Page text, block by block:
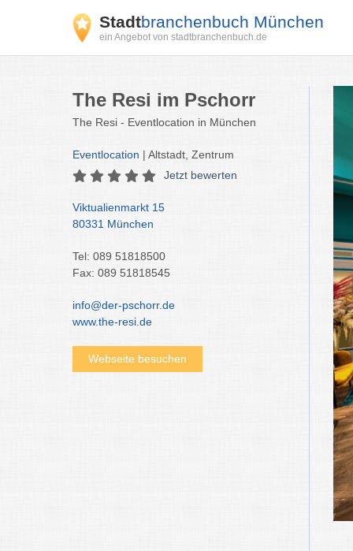
Stadtbranchenbuch München
ein Angebot von stadtbranchenbuch.de
The Resi im Pschorr
The Resi - Eventlocation in München
Eventlocation | Altstadt, Zentrum
Jetzt bewerten
Viktualienmarkt 15
80331 München
Tel: 089 51818500
Fax: 089 51818545
info@der-pschorr.de
www.the-resi.de
Webseite besuchen